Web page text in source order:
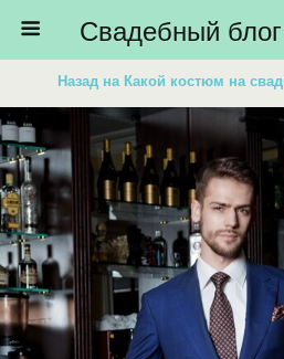
Назад на Какой костюм на